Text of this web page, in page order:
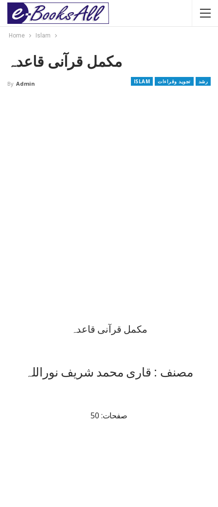
Home Islam
مکمل قرآنی قاعدہ
ISLAM تجوید وقراءات رشد By Admin
مکمل قرآنی قاعدہ
مصنف : قاری محمد شریف نوراللہ
صفحات: 50